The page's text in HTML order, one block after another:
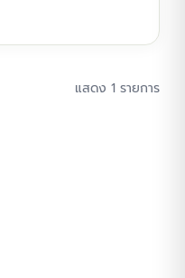
แสดง 1 รายการ